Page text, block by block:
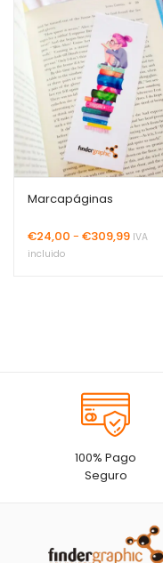
Marcapáginas
€24,00 - €309,99Rango
IVA
incluido
100% Pago
Seguro